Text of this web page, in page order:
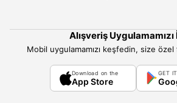
Alışveriş
Mobil uygulamamızı keşfedin, size özel
Download on the
App Store
GET